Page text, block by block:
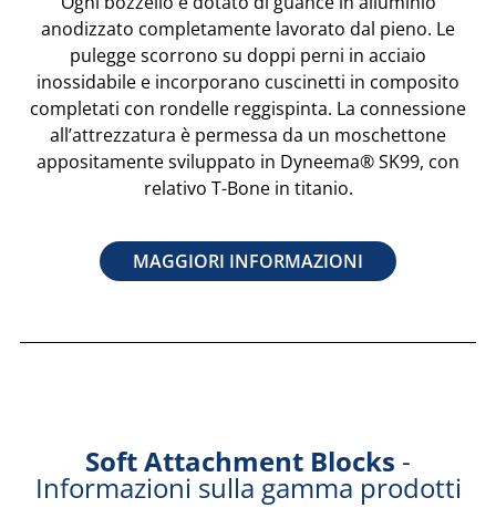
anodizzato completamente lavorato dal pieno. Le
pulegge scorrono su doppi perni in acciaio
inossidabile e incorporano cuscinetti in composito
completati con rondelle reggispinta. La connessione
all’attrezzatura è permessa da un moschettone
appositamente sviluppato in Dyneema® SK99, con
relativo T-Bone in titanio.
MAGGIORI INFORMAZIONI
Soft Attachment Blocks -
Informazioni sulla gamma prodotti